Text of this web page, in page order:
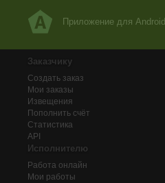
Приложение для Android
Заказчику
Создать заказ
Мои заказы
Извещения
Пополнить счёт
Статистика
API
Исполнителю
Работа онлайн
Мои работы